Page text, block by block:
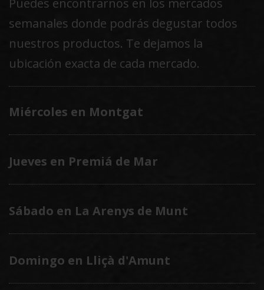
página
de
producto
Puedes encontrarnos en los mercados
semanales donde podrás degustar todos
nuestros productos. Te dejamos la
ubicación exacta de cada mercado.
Miércoles en Montgat
Jueves en Premiá de Mar
Sábado en La Arenys de Munt
Domingo en Lliçà d'Amunt